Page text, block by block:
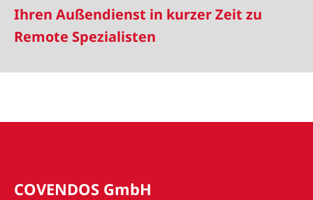
Ihren Außendienst in kurzer Zeit zu
Remote Spezialisten
COVENDOS GmbH